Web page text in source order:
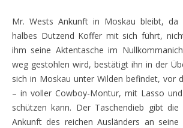
Mr. Wests Ankunft in Moskau bleibt, da
halbes Dutzend Koffer mit sich führt,
ihm seine Aktentasche im
weg gestohlen wird, bestätigt ihn in der
sich in Moskau unter Wilden befindet, vor
– in voller Cowboy-Montur, mit Lasso
schützen kann. Der Taschendieb gibt
Ankunft des reichen Ausländers an